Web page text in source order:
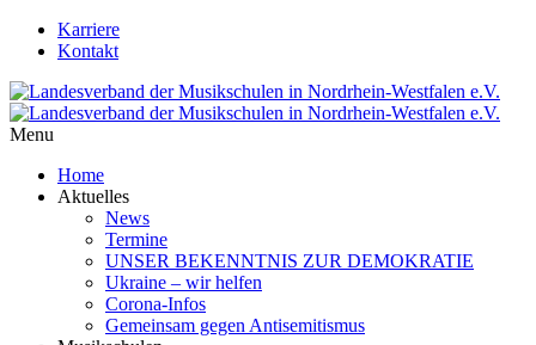
Karriere
Kontakt
Menu
Home
Aktuelles
News
Termine
UNSER BEKENNTNIS ZUR DEMOKRATIE
Ukraine – wir helfen
Corona-Infos
Gemeinsam gegen Antisemitismus